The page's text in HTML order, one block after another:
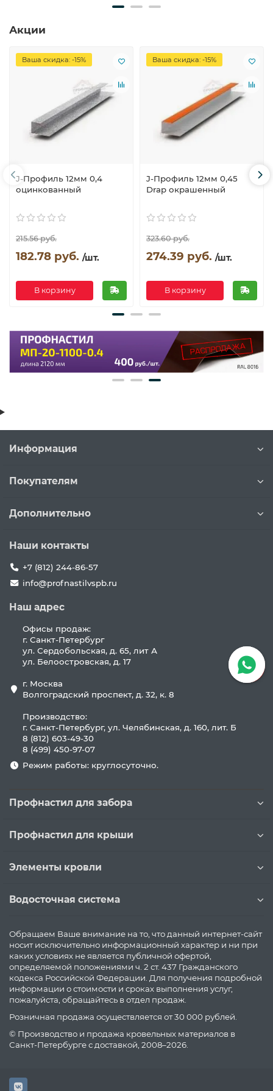
Акции
Ваша скидка: -15%
J-Профиль 12мм 0,4
оцинкованный
215.56 руб.
182.78 руб. /шт.
В корзину
Ваша скидка: -15%
J-Профиль 12мм 0,45
Drap окрашенный
323.60 руб.
274.39 руб. /шт.
В корзину
Информация
Покупателям
Дополнительно
Наши контакты
+7 (812) 244-86-57
info@profnastilvspb.ru
Наш адрес
Офисы продаж:
г. Санкт-Петербург
ул. Сердобольская, д. 65, лит А
ул. Белоостровская, д. 17
г. Москва
Волгоградский проспект, д. 32, к. 8
Производство:
г. Санкт-Петербург, ул. Челябинская, д. 160, лит. Б
8 (812) 603-49-30
8 (499) 450-97-07
Режим работы: круглосуточно.
Профнастил для забора
Профнастил для крыши
Элементы кровли
Водосточная система
Обращаем Ваше внимание на то, что данный интернет-сайт
носит исключительно информационный характер и ни при
каких условиях не является публичной офертой,
определяемой положениями ч. 2 ст. 437 Гражданского
кодекса Российской Федерации. Для получения подробной
информации о стоимости и сроках выполнения услуг,
пожалуйста, обращайтесь в отдел продаж.
Розничная продажа осуществляется от 30 000 рублей.
© Производство и продажа кровельных материалов в
Санкт-Петербурге с доставкой, 2008–2026.